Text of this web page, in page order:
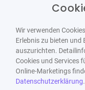
Wir verwenden
Erlebnis zu bieten und
auszurichten.
Cookies und Services
Online-Marketings
Datenschutzerklärung.